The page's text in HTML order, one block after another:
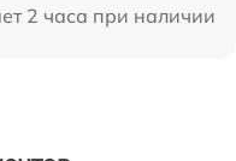
2 часа при наличии